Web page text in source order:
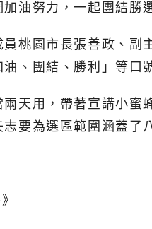
油努力，一起團結勝
桃園市長張善政、
、團結、勝利」等口
天用，帶著宣講小
要為選區範圍涵蓋